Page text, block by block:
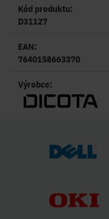
Kód produktu:
D31127
EAN:
7640158663370
Výrobce: